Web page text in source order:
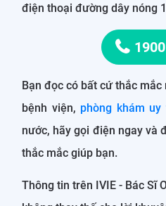
điện thoại đường dây nóng
Bạn đọc có bất cứ thắc
bệnh viện, phòng khám uy
nước, hãy gọi điện ngay và
thắc mắc giúp bạn.
Thông tin trên IVIE - Bác Sĩ